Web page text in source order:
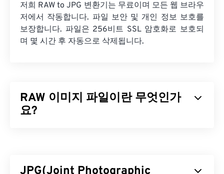
저희 RAW to JPG 변환기는 무료이며 모든 웹 브라우
저에서 작동합니다. 파일 보안 및 개인 정보 보호를
보장합니다. 파일은 256비트 SSL 암호화로 보호되
며 몇 시간 후 자동으로 삭제됩니다.
RAW 이미지 파일이란 무엇인가
요?
된 모든 원본 정보가 그대로 남아 있는 미처리 이미지